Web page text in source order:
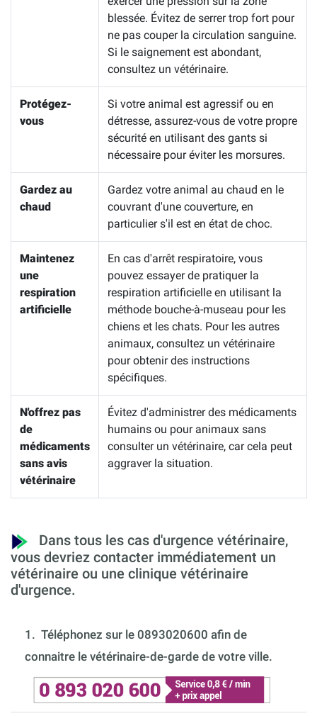
blessée. Évitez de serrer trop fort pour
ne pas couper la circulation sanguine.
Si le saignement est abondant,
consultez un vétérinaire.
Protégez-
vous
Si votre animal est agressif ou en
détresse, assurez-vous de votre propre
sécurité en utilisant des gants si
nécessaire pour éviter les morsures.
Gardez au
chaud
Gardez votre animal au chaud en le
couvrant d'une couverture, en
particulier s'il est en état de choc.
Maintenez
une
respiration
artificielle
En cas d'arrêt respiratoire, vous
pouvez essayer de pratiquer la
respiration artificielle en utilisant la
méthode bouche-à-museau pour les
chiens et les chats. Pour les autres
animaux, consultez un vétérinaire
pour obtenir des instructions
spécifiques.
N'offrez pas
de
médicaments
sans avis
vétérinaire
Évitez d'administrer des médicaments
humains ou pour animaux sans
consulter un vétérinaire, car cela peut
aggraver la situation.
Dans tous les cas d'urgence vétérinaire,
vous devriez contacter immédiatement un
vétérinaire ou une clinique vétérinaire
d'urgence.
1. Téléphonez sur le 0893020600 afin de
connaitre le vétérinaire-de-garde de votre ville.